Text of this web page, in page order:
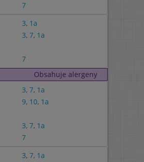
7
3, 1a
3, 7, 1a
7
Obsahuje alergeny
3, 7, 1a
9, 10, 1a
3, 7, 1a
7
3, 7, 1a